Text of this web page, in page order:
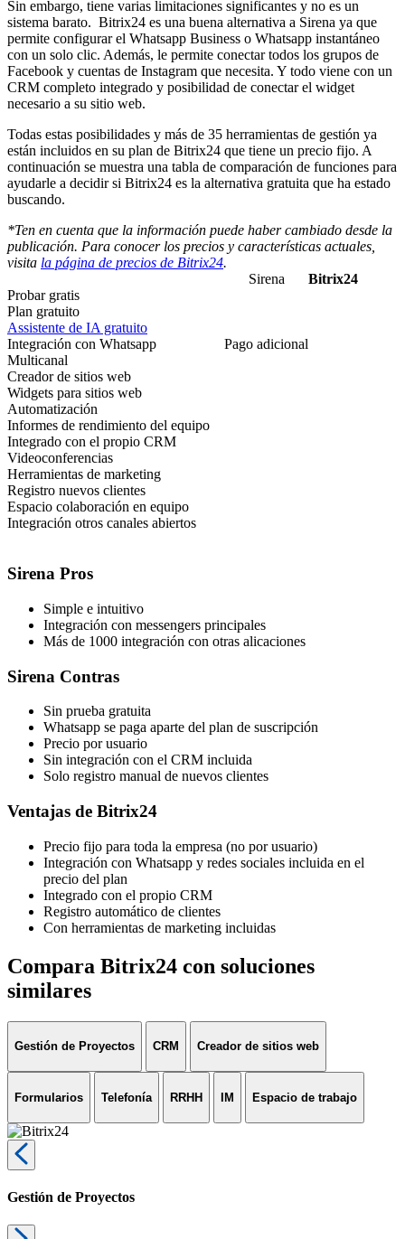
Sin embargo, tiene varias limitaciones significantes y no es un
sistema barato. Bitrix24 es una buena alternativa a Sirena ya que
permite configurar el Whatsapp Business o Whatsapp instantáneo
con un solo clic. Además, le permite conectar todos los grupos de
Facebook y cuentas de Instagram que necesita. Y todo viene con un
CRM completo integrado y posibilidad de conectar el widget
necesario a su sitio web.
Todas estas posibilidades y más de 35 herramientas de gestión ya
están incluidos en su plan de Bitrix24 que tiene un precio fijo. A
continuación se muestra una tabla de comparación de funciones para
ayudarle a decidir si Bitrix24 es la alternativa gratuita que ha estado
buscando.
*Ten en cuenta que la información puede haber cambiado desde la
publicación. Para conocer los precios y características actuales,
visita la página de precios de Bitrix24.
Sirena
Bitrix24
Probar gratis
Plan gratuito
Assistente de IA gratuito
Integración con Whatsapp
Pago adicional
Multicanal
Creador de sitios web
Widgets para sitios web
Automatización
Informes de rendimiento del equipo
Integrado con el propio CRM
Videoconferencias
Herramientas de marketing
Registro nuevos clientes
Espacio colaboración en equipo
Integración otros canales abiertos
Sirena Pros
Simple e intuitivo
Integración con messengers principales
Más de 1000 integración con otras alicaciones
Sirena Contras
Sin prueba gratuita
Whatsapp se paga aparte del plan de suscripción
Precio por usuario
Sin integración con el CRM incluida
Solo registro manual de nuevos clientes
Ventajas de Bitrix24
Precio fijo para toda la empresa (no por usuario)
Integración con Whatsapp y redes sociales incluida en el
precio del plan
Integrado con el propio CRM
Registro automático de clientes
Con herramientas de marketing incluidas
Compara Bitrix24 con soluciones
similares
Gestión de Proyectos CRM Creador de sitios web
Formularios Telefonía RRHH IM Espacio de trabajo
Gestión de Proyectos